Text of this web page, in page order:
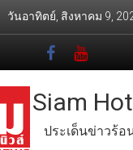
วันอาทิตย์, สิงหาคม 9,
Siam
ประเด็นข่าวร้อ